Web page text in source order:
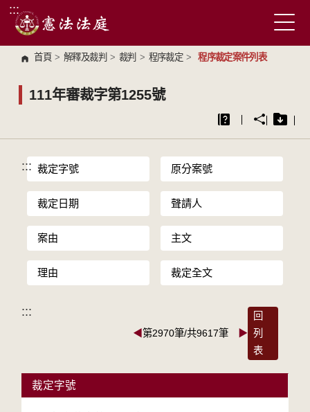
跳到主要內容區塊
:::
首頁 > 解釋及裁判 > 裁判 > 程序裁定 > 程序裁定案件列表
111年審裁字第1255號
::: 裁定字號 原分案號
裁定日期 聲請人
案由 主文
理由 裁定全文
:::
◀第2970筆/共9617筆 ▶
回
列
表
裁定字號